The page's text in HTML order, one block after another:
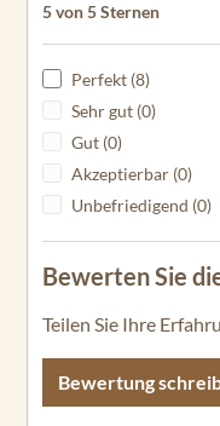
Durchschnittliche
5 von 5 Sternen
Perfekt (8)
Sehr gut (0)
Gut (0)
Akzeptierbar (0)
Unbefriedigend (0)
Bewerten Sie
Teilen Sie Ihre
Bewertung